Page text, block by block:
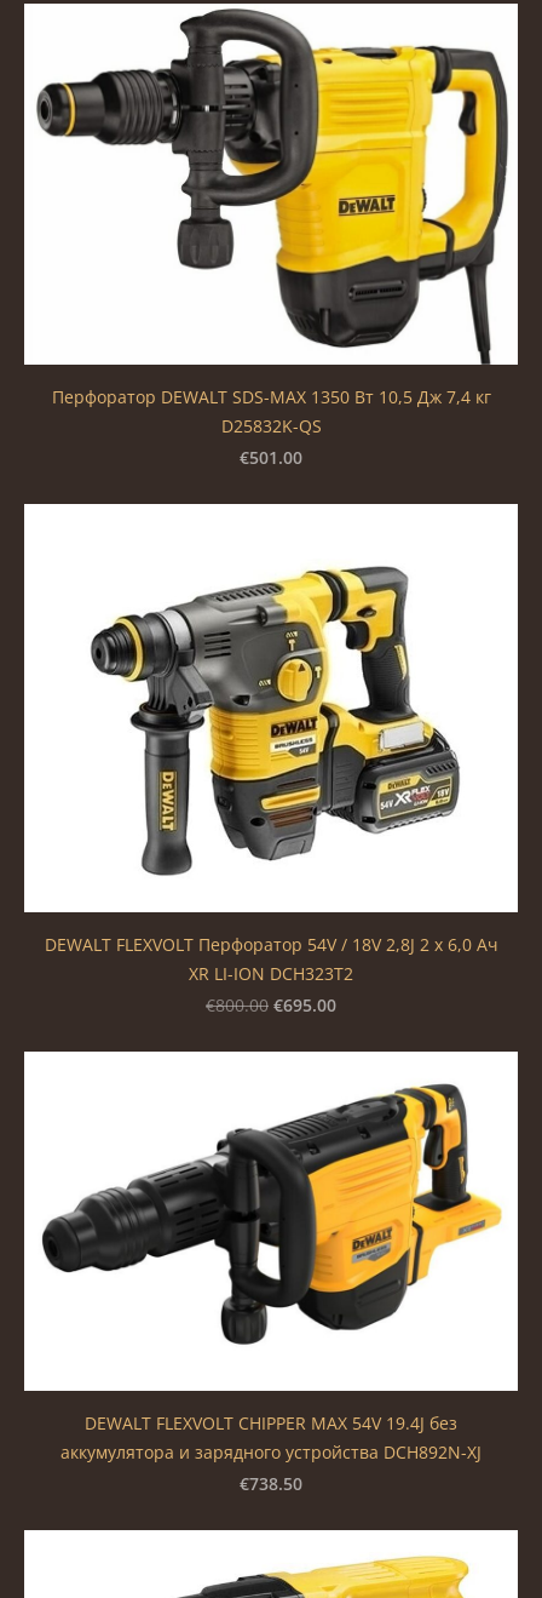
Перфоратор DEWALT SDS-MAX 1350 Вт 10,5 Дж 7,4 кг
D25832K-QS
€501.00
DEWALT FLEXVOLT Перфоратор 54V / 18V 2,8J 2 x 6,0 Ач
XR LI-ION DCH323T2
€800.00 €695.00
DEWALT FLEXVOLT CHIPPER MAX 54V 19.4J без
аккумулятора и зарядного устройства DCH892N-XJ
€738.50